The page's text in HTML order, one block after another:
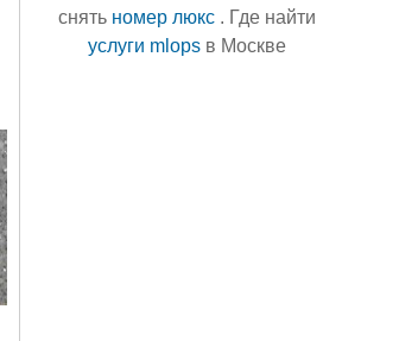
снять номер люкс. Где найти
услуги mlopsв Москве